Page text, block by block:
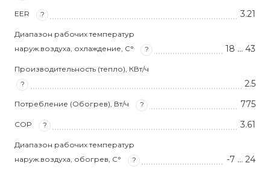
EER ? 3.21
Диапазон рабочих температур
наруж.воздуха, охлаждение, С°
? 18 … 43
Производительность (тепло), КВт/ч
?
2.5
Потребление (Обогрев), Вт/ч ? 775
COP ? 3.61
Диапазон рабочих температур
наруж.воздуха, обогрев, С°
? -7 … 24